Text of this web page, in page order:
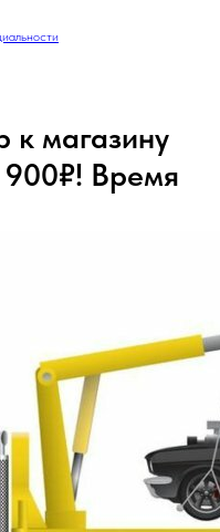
к магазину
900₽! Время